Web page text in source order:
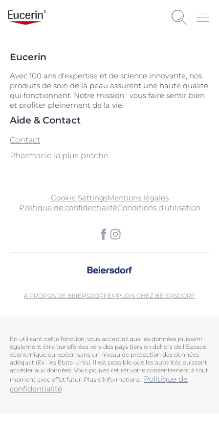
Eucerin
Avec 100 ans d'expertise et de science innovante, nos
produits de soin de la peau assurent une haute qualité
qui fonctionnent. Notre mission : vous faire sentir bien
et profiter pleinement de la vie.
Aide & Contact
Contact
Pharmacie la plus proche
Cookie SettingsMentions légales
Politique de confidentialitéConditions d’utilisation
À PROPOS DE BEIERSDORFEMPLOIS CHEZ BEIERSDORF
En utilisant cette fonction, vous acceptez que les données puissent
également être transférées vers des pays tiers en dehors de l'Espace
économique européen sans un niveau de protection des données
adéquat (Ex : les États-Unis). Il est possible que les autorités puissent
accéder aux données. Vous pouvez retirer votre consentement à tout
moment avec effet futur. Plus d'informations : Politique de
confidentialité